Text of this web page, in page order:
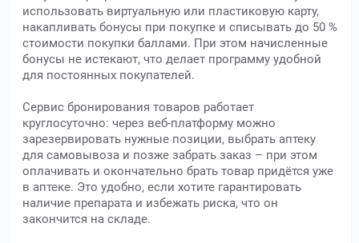
использовать виртуальную или пластиковую карту,
накапливать бонусы при покупке и списывать до 50 %
стоимости покупки баллами. При этом начисленные
бонусы не истекают, что делает программу удобной
для постоянных покупателей.
Сервис бронирования товаров работает
круглосуточно: через веб-платформу можно
зарезервировать нужные позиции, выбрать аптеку
для самовывоза и позже забрать заказ – при этом
оплачивать и окончательно брать товар придётся уже
в аптеке. Это удобно, если хотите гарантировать
наличие препарата и избежать риска, что он
закончится на складе.